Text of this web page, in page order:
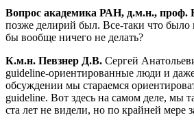
Вопрос академика РАН, д.м.н., проф.
позже делирий был. Все-таки что
бы вообще ничего не делать?
К.м.н. Певзнер Д.В. Сергей
guideline-ориентированные люди и
обсуждении мы стараемся
guideline. Вот здесь на самом деле, мы
ста лет не видели, но по крайней мере